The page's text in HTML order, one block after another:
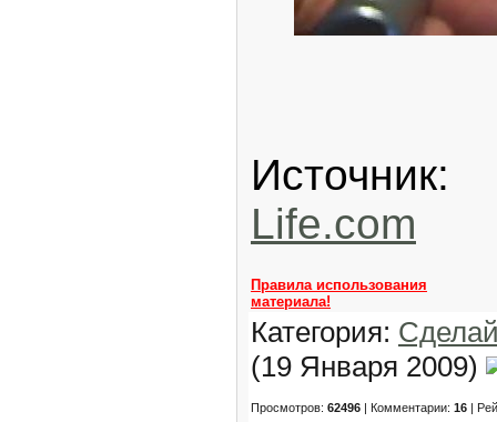
Life.com
Правила использования
материала!
Категория:
(19 Января 2009)
Просмотров: 62496 | Комментарии: 16 |